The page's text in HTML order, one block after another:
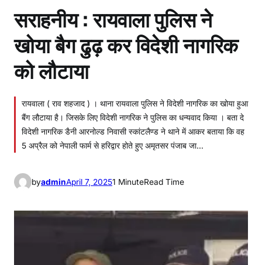
सराहनीय : रायवाला पुलिस ने
खोया बैग ढुढ़ कर विदेशी नागरिक
को लौटाया
रायवाला ( राव शहजाद ) । थाना रायवाला पुलिस ने विदेशी नागरिक का खोया हुआ
बैंग लौटाया है। जिसके लिए विदेशी नागरिक ने पुलिस का धन्यवाद किया । बता दे
विदेशी नागरिक डैनी आरनोल्ड निवासी स्कांटलैण्ड ने थाने में आकर बताया कि वह
5 अप्रैल को नेपाली फार्म से हरिद्वार होते हुए अमृतसर पंजाब जा…
byadminApril 7, 20251 MinuteRead Time